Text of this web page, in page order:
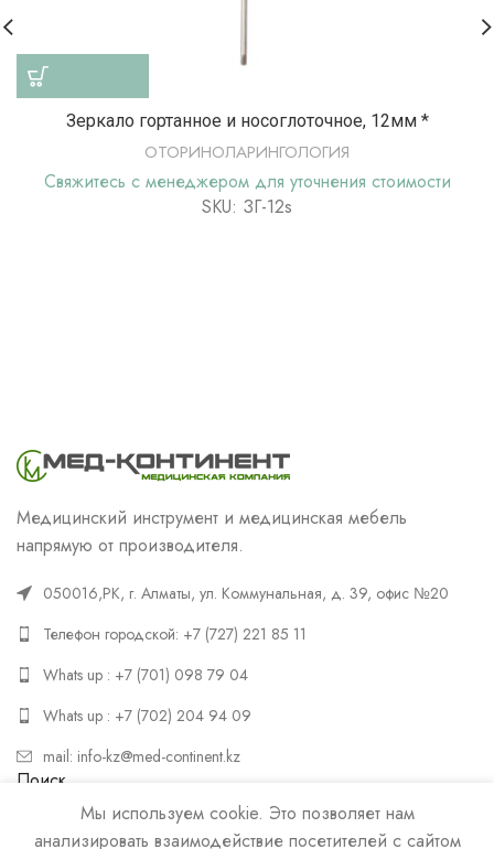
Зеркало гортанное и носоглоточное, 12мм *
ОТОРИНОЛАРИНГОЛОГИЯ
Свяжитесь с менеджером для уточнения стоимости
SKU: ЗГ-12s
Медицинский инструмент и медицинская мебель
напрямую от производителя.
050016,РК, г. Алматы, ул. Коммунальная, д. 39, офис №20
Телефон городской: +7 (727) 221 85 11
Whats up : +7 (701) 098 79 04
Whats up : +7 (702) 204 94 09
mail: info-kz@med-continent.kz
Поиск
ПОИСК
Мы используем cookie. Это позволяет нам
анализировать взаимодействие посетителей с сайтом